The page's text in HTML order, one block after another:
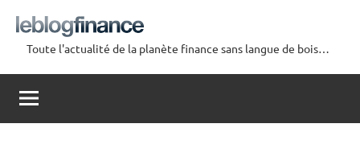
contenu
Le
Blog
Finance
Toute l'actualité de la planète finance sans langue de bois…